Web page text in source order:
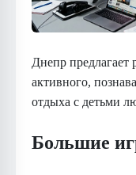
Днепр предлагает
активного,
отдыха с детьми
Большие